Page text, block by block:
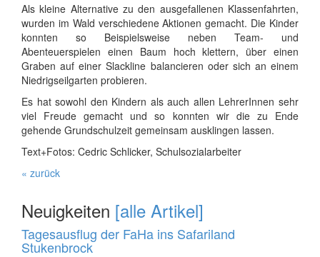
Als kleine Alternative zu den ausgefallenen Klassenfahrten,
wurden im Wald verschiedene Aktionen gemacht. Die Kinder
konnten so Beispielsweise neben Team- und
Abenteuerspielen einen Baum hoch klettern, über einen
Graben auf einer Slackline balancieren oder sich an einem
Niedrigseilgarten probieren.
Es hat sowohl den Kindern als auch allen LehrerInnen sehr
viel Freude gemacht und so konnten wir die zu Ende
gehende Grundschulzeit gemeinsam ausklingen lassen.
Text+Fotos: Cedric Schlicker, Schulsozialarbeiter
« zurück
Neuigkeiten [alle Artikel]
Tagesausflug der FaHa ins Safariland
Stukenbrock